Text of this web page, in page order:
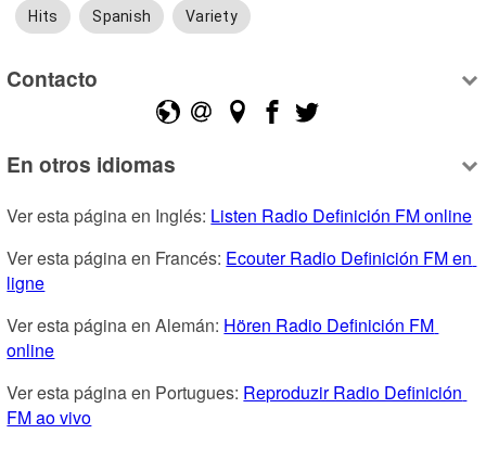
Hits Spanish Variety
Contacto
En otros idiomas
Ver esta página en Inglés: Listen Radio Definición FM online
Ver esta página en Francés: Ecouter Radio Definición FM en
ligne
Ver esta página en Alemán: Hören Radio Definición FM
online
Ver esta página en Portugues: Reproduzir Radio Definición
FM ao vivo